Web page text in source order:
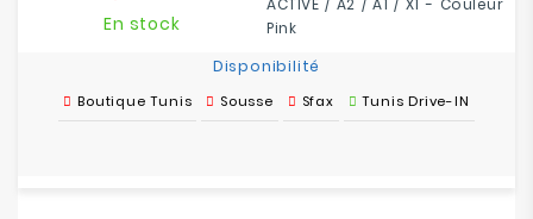
ACTIVE / A2 / A1 / X1 - Couleur
Pink
En stock
Disponibilité
Boutique Tunis Sousse Sfax Tunis Drive-IN